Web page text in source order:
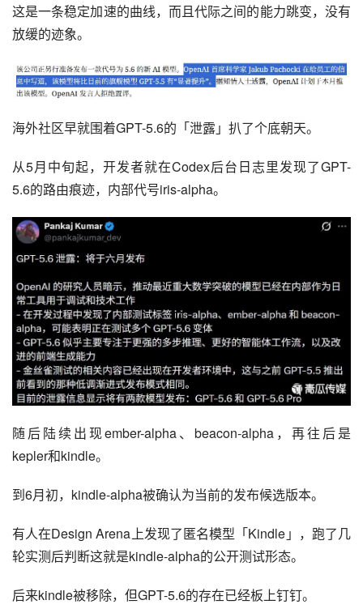
这是一条稳定加速的曲线，而且代际之间的能力跳变，没有
放缓的迹象。
海外社区早就围着GPT-5.6的「泄露」扒了个底朝天。
从5月中旬起，开发者就在Codex后台日志里发现了GPT-
5.6的路由痕迹，内部代号iris-alpha。
随后陆续出现ember-alpha、beacon-alpha，再往后是
kepler和kindle。
到6月初，kindle-alpha被确认为当前的发布候选版本。
有人在Design Arena上发现了匿名模型「Kindle」，跑了几
轮实测后判断这就是kindle-alpha的公开测试形态。
后来kindle被移除，但GPT-5.6的存在已经板上钉钉。